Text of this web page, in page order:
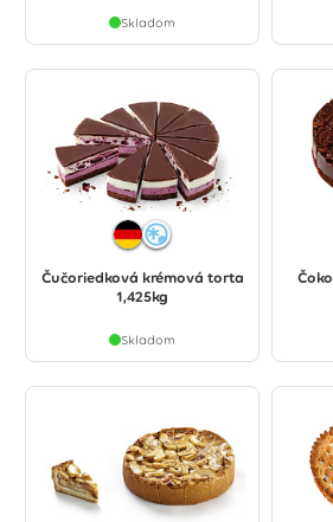
Skladom
Čučoriedková krémová torta
1,425kg
Skladom